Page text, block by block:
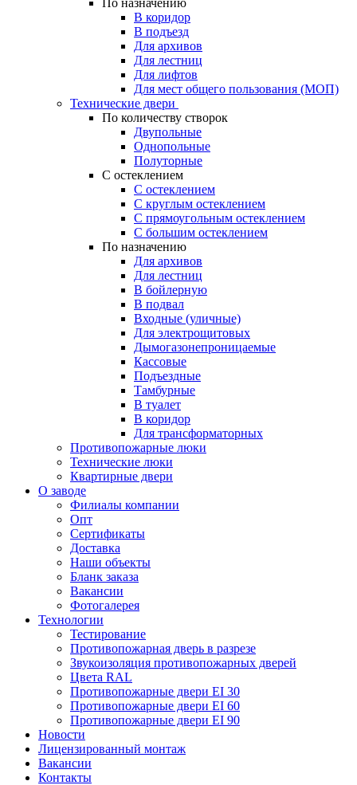
По назначению
В коридор
В подъезд
Для архивов
Для лестниц
Для лифтов
Для мест общего пользования (МОП)
Технические двери
По количеству створок
Двупольные
Однопольные
Полуторные
С остеклением
С остеклением
С круглым остеклением
С прямоугольным остеклением
С большим остеклением
По назначению
Для архивов
Для лестниц
В бойлерную
В подвал
Входные (уличные)
Для электрощитовых
Дымогазонепроницаемые
Кассовые
Подъездные
Тамбурные
В туалет
В коридор
Для трансформаторных
Противопожарные люки
Технические люки
Квартирные двери
О заводе
Филиалы компании
Опт
Сертификаты
Доставка
Наши объекты
Бланк заказа
Вакансии
Фотогалерея
Технологии
Тестирование
Противопожарная дверь в разрезе
Звукоизоляция противопожарных дверей
Цвета RAL
Противопожарные двери EI 30
Противопожарные двери EI 60
Противопожарные двери EI 90
Новости
Лицензированный монтаж
Вакансии
Контакты